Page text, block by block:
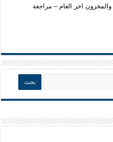
اخر العام – مراجعة